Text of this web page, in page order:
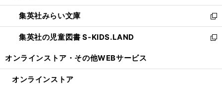
開
く
ウ
で
開
く
ン
ド
ウ
で
ウ
ィ
ン
ド
開
集英社みらい文庫
新
し
い
ン
集英社の児童図書 S-KIDS.LAND
新
ウ
オンラインストア・ その他WEBサービス
オンラインストア